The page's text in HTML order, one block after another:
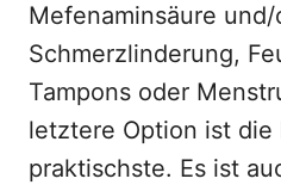
Mefenaminsäure
Schmerzlinderung,
Tampons oder
letztere Option ist
praktischste. Es ist